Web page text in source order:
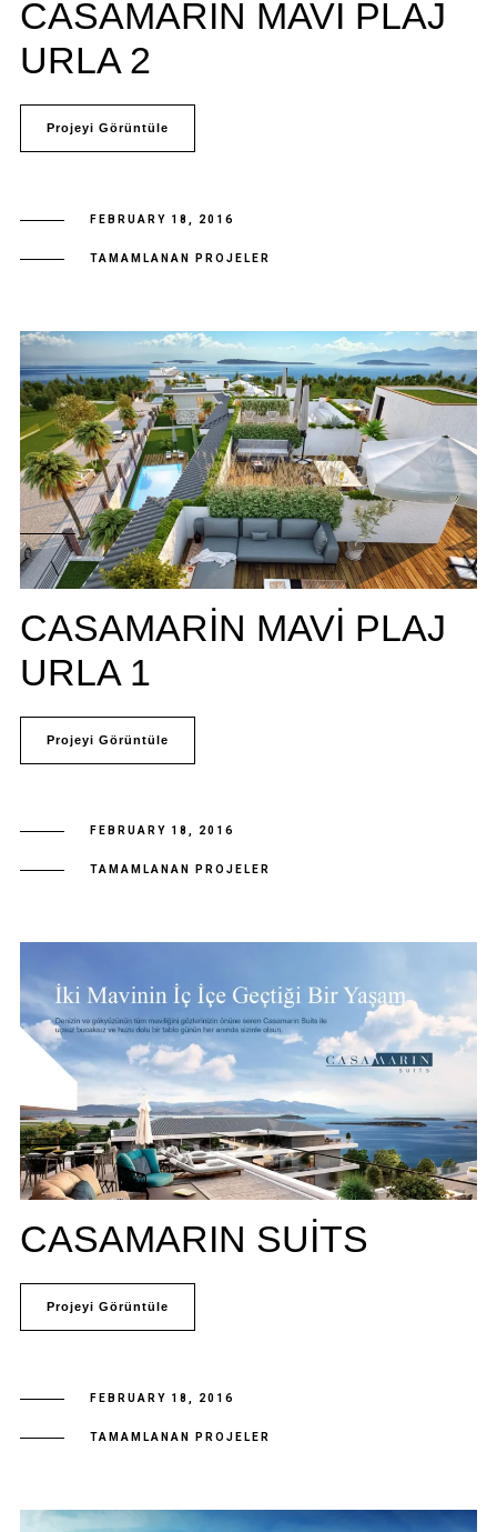
CASAMARIN MAVI PLAJ
URLA 2
Projeyi Görüntüle
FEBRUARY 18, 2016
TAMAMLANAN PROJELER
CASAMARIN MAVI PLAJ
URLA 1
Projeyi Görüntüle
FEBRUARY 18, 2016
TAMAMLANAN PROJELER
CASAMARIN SUITS
Projeyi Görüntüle
FEBRUARY 18, 2016
TAMAMLANAN PROJELER